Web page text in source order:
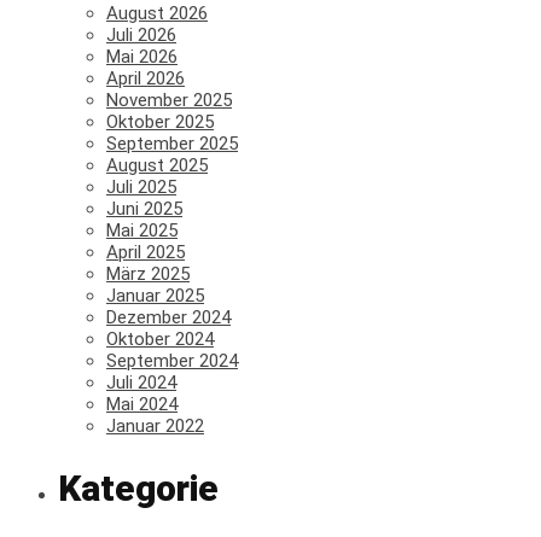
August 2026
Juli 2026
Mai 2026
April 2026
November 2025
Oktober 2025
September 2025
August 2025
Juli 2025
Juni 2025
Mai 2025
April 2025
März 2025
Januar 2025
Dezember 2024
Oktober 2024
September 2024
Juli 2024
Mai 2024
Januar 2022
Kategorie